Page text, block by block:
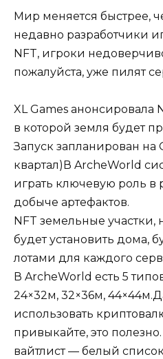
Мир меняется быстрее,
недавно разработчики
NFT, игроки
пожалуйста, уже пилят
XL Games анонсировала
в которой земля будет
Запуск запланирован на
квартал)В ArcheWorld
играть ключевую роль в
добыче артефактов.
NFT земельные участки,
будет установить дома,
лотами для каждого
В ArcheWorld есть 5
24×32м, 32×36м,
использовать
привыкайте, это полезно.
вайтлист — белый